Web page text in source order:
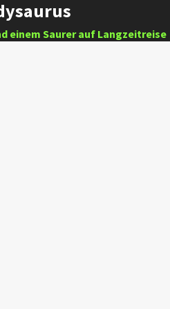
einem Saurer auf Langzeitreise